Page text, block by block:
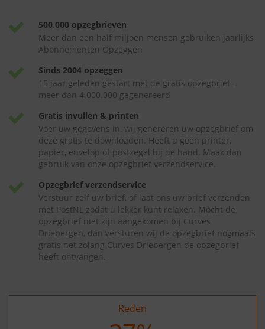
500.000 opzegbrieven
Meer dan een half miljoen mensen gebruiken jaarlijks
Abonnementen Opzeggen
Sinds 2004 opzeggen
15 jaar geleden gestart met de gratis opzegbrief -
meer dan 4.000.000 gegenereerd
Gratis invullen & printen
Voer uw gegevens in, wij genereren uw opzegbrief om
deze gratis te downloaden. Heeft u geen printer,
papier, envelop of postzegel bij de hand. Maak dan
gebruik van onze opzegbrief verzendservice.
Opzegbrief verzendservice
Verstuur zelf uw brief, of laat ons uw brief verzenden
met PostNL zodat u lekker kunt relaxen. Mocht de
opzegbrief niet zijn aangekomen bij Curves
Driebergen, dan versturen wij de opzegbrief nogmaals
gratis net zolang Curves Driebergen de opzegbrief
heeft ontvangen.
Reden